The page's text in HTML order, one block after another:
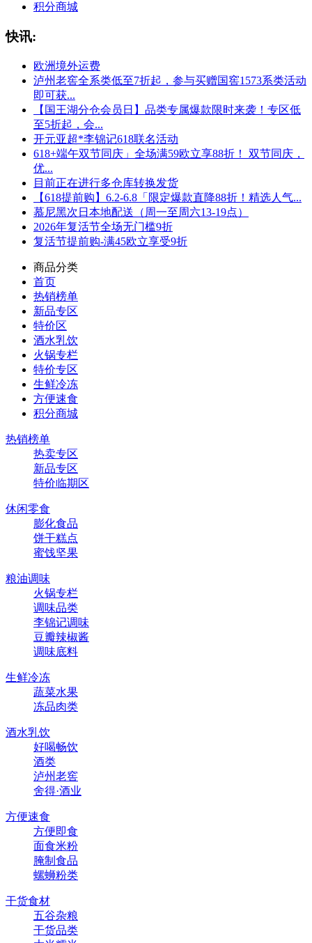
积分商城
快讯:
欧洲境外运费
泸州老窖全系类低至7折起，参与买赠国窖1573系类活动
即可获...
【国王湖分仓会员日】品类专属爆款限时来袭！专区低
至5折起，会...
开元亚超*李锦记618联名活动
618+端午双节同庆」全场满59欧立享88折！ 双节同庆，
优...
目前正在进行多仓库转换发货
【618提前购】6.2-6.8「限定爆款直降88折！精选人气...
慕尼黑次日本地配送（周一至周六13-19点）
2026年复活节全场无门槛9折
复活节提前购-满45欧立享受9折
商品分类
首页
热销榜单
新品专区
特价区
酒水乳饮
火锅专栏
特价专区
生鲜冷冻
方便速食
积分商城
热销榜单
热卖专区
新品专区
特价临期区
休闲零食
膨化食品
饼干糕点
蜜饯坚果
粮油调味
火锅专栏
调味品类
李锦记调味
豆瓣辣椒酱
调味底料
生鲜冷冻
蔬菜水果
冻品肉类
酒水乳饮
好喝畅饮
酒类
泸州老窖
舍得·酒业
方便速食
方便即食
面食米粉
腌制食品
螺蛳粉类
干货食材
五谷杂粮
干货品类